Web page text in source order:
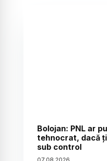
Bolojan: PNL ar
tehnocrat, dacă
sub control